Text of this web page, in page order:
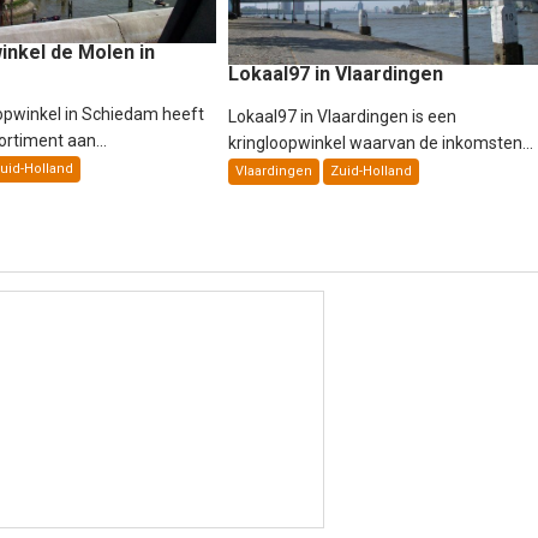
de Molen in
in Schiedam heeft
aan...
Holland
Lokaal97 in Vlaardingen
Lokaal97 in Vlaardingen is een
kringloopwinkel waarvan de inkomsten...
Vlaardingen Zuid-Holland